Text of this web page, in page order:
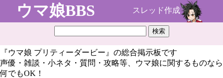
ウマ娘BBS スレッド作成
『ウマ娘 プリティーダービー』の総合掲示板です
声優・雑談・小ネタ・質問・攻略等、ウマ娘に関するものなら
何でもOK！